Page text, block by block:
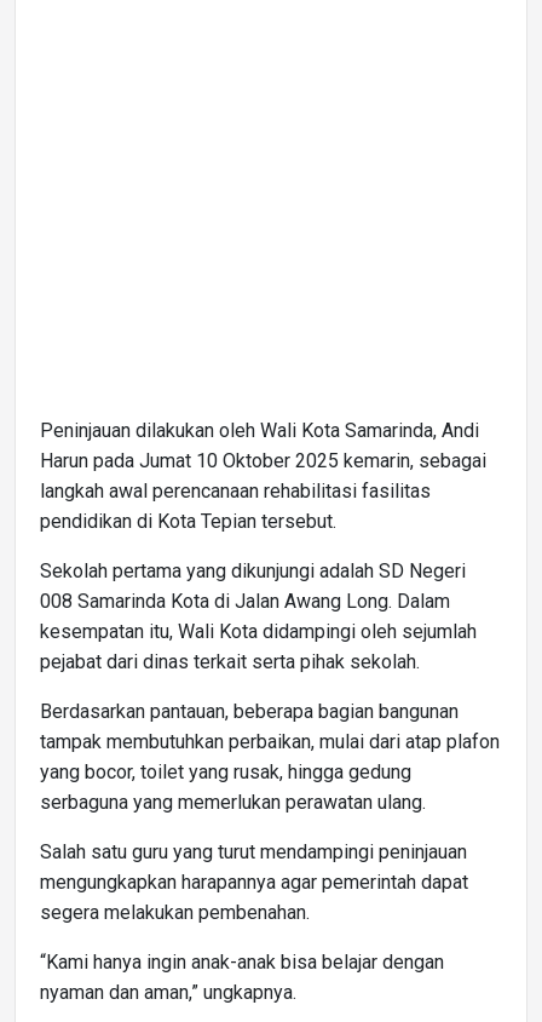
Peninjauan dilakukan oleh Wali Kota Samarinda, Andi
Harun pada Jumat 10 Oktober 2025 kemarin, sebagai
langkah awal perencanaan rehabilitasi fasilitas
pendidikan di Kota Tepian tersebut.
Sekolah pertama yang dikunjungi adalah SD Negeri
008 Samarinda Kota di Jalan Awang Long. Dalam
kesempatan itu, Wali Kota didampingi oleh sejumlah
pejabat dari dinas terkait serta pihak sekolah.
Berdasarkan pantauan, beberapa bagian bangunan
tampak membutuhkan perbaikan, mulai dari atap plafon
yang bocor, toilet yang rusak, hingga gedung
serbaguna yang memerlukan perawatan ulang.
Salah satu guru yang turut mendampingi peninjauan
mengungkapkan harapannya agar pemerintah dapat
segera melakukan pembenahan.
“Kami hanya ingin anak-anak bisa belajar dengan
nyaman dan aman,” ungkapnya.